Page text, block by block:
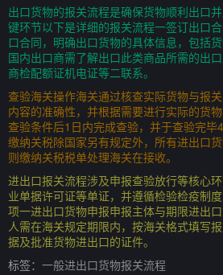
出口货物的报关流程是确保货物顺利出口
键环节以下是详细的报关流程一签订出口
口合同，明确出口货物的具体信息，包括
国内出口商需了解出口此类商品所需的出
商检配额证机电证等二联系。
查验海关操作海关通过核查实际货物与报
内容的准确性，并根据需要进行实际的货
查验条件后1日内完成查验，并于查验完
缴纳关税除国家另有规定外，所有进出口
则缴纳关税税单处理海关在接收。
进出口报关流程涉及申报查验放行等核心
业单据许可证等单证，并遵循检验检疫制
项一进出口货物申报申报主体与期限进出
人需在海关规定期限内，按海关格式填写
据及批准货物进出口的证件。
标签： 一般进出口货物报关流程